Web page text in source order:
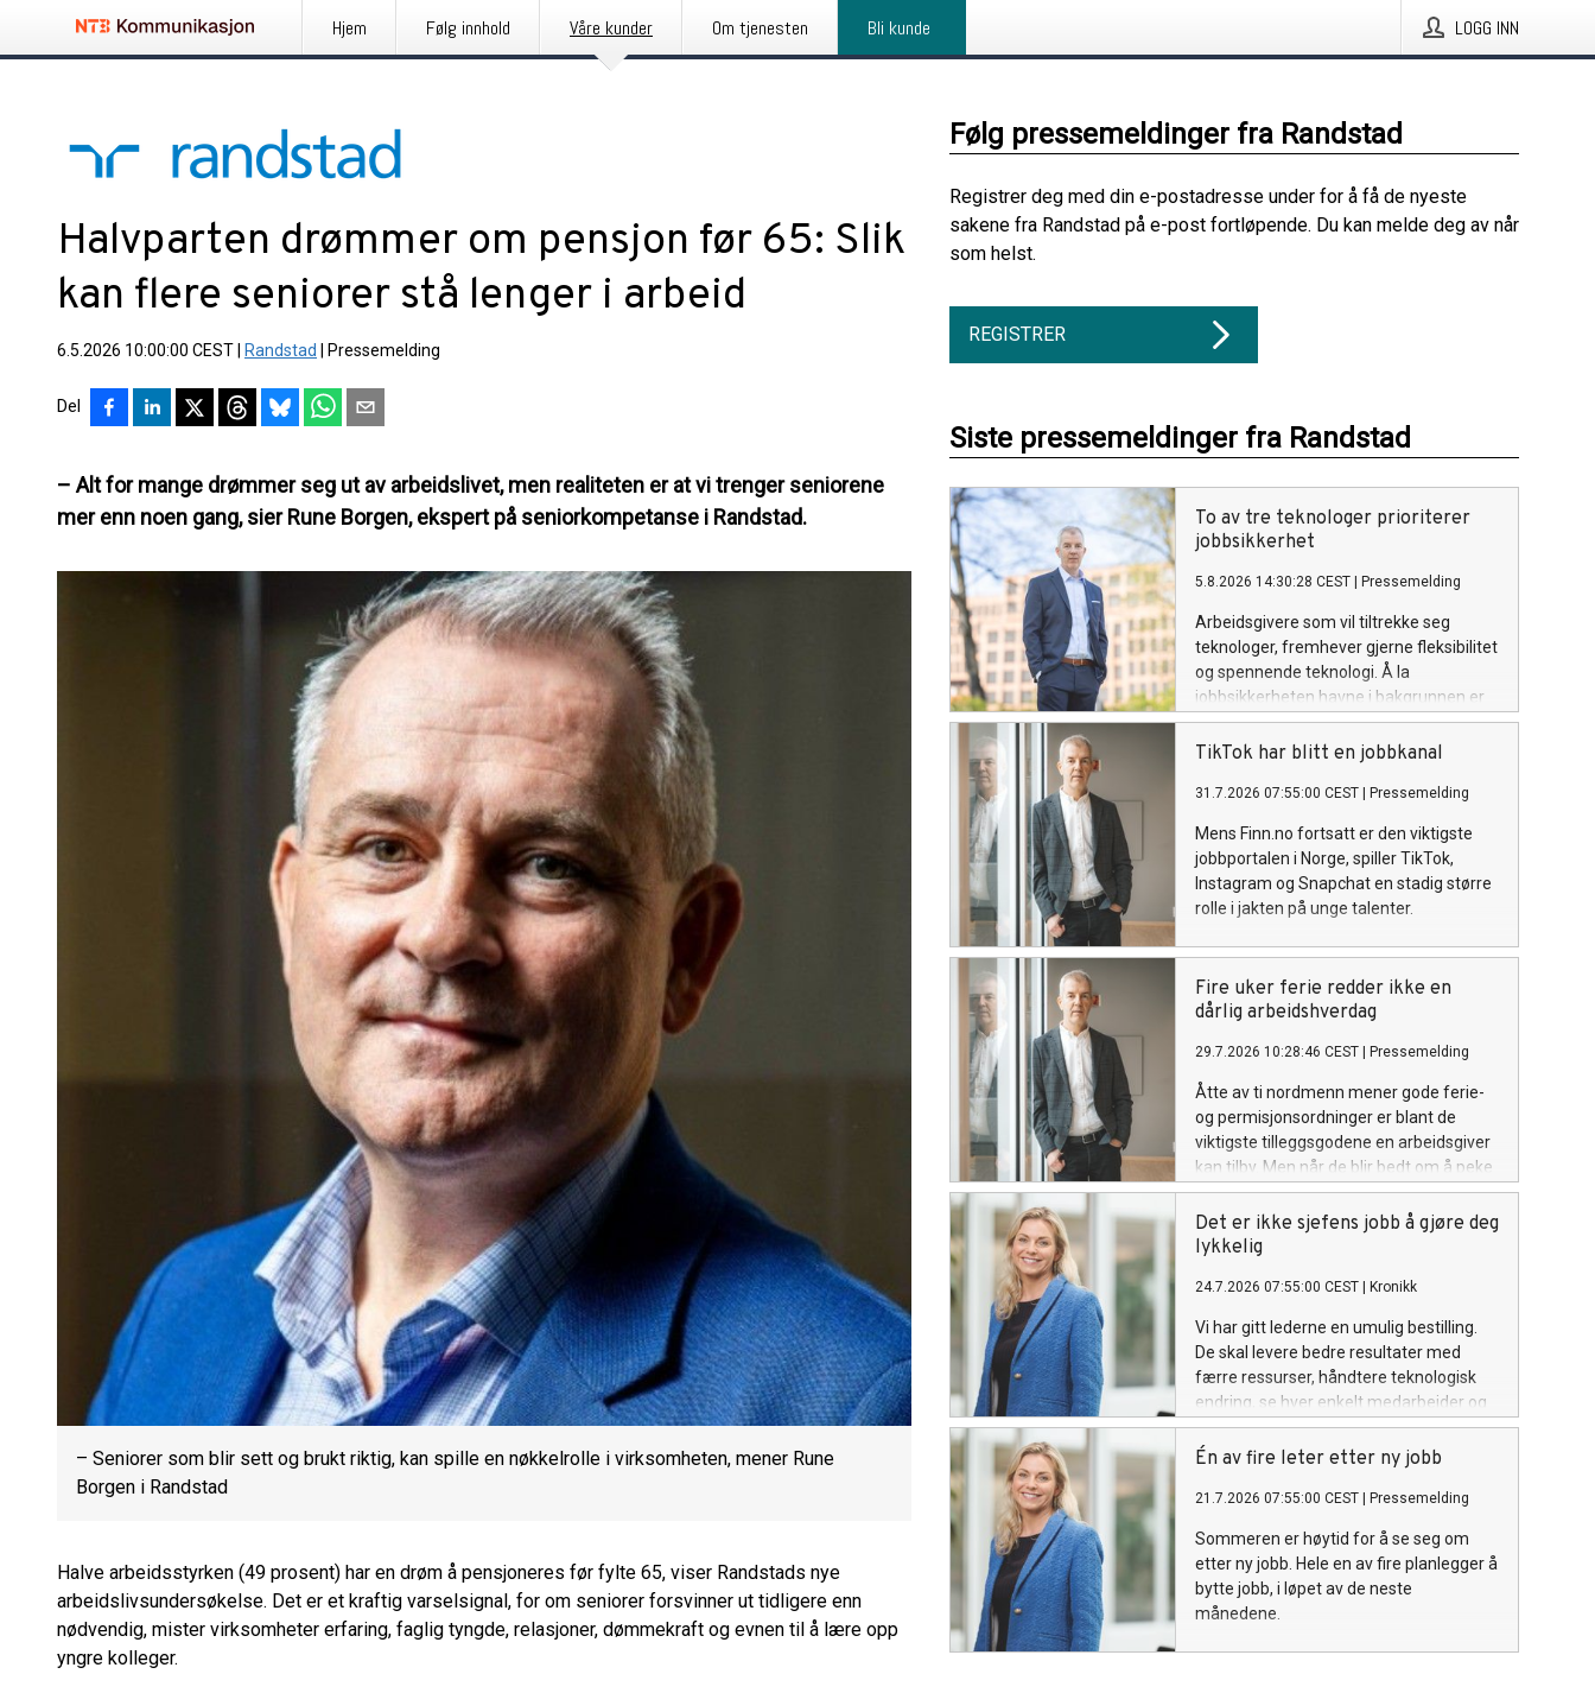
Hjem Følg innhold Våre kunder Om tjenesten Bli kunde LOGG INN
Halvparten drømmer om pensjon før 65: Slik
kan flere seniorer stå lenger i arbeid
6.5.2026 10:00:00 CEST Randstad Pressemelding
Del
– Alt for mange drømmer seg ut av arbeidslivet, men realiteten er at vi trenger seniorene
mer enn noen gang, sier Rune Borgen, ekspert på seniorkompetanse i Randstad.
– Seniorer som blir sett og brukt riktig, kan spille en nøkkelrolle i virksomheten, mener Rune
Borgen i Randstad
Halve arbeidsstyrken (49 prosent) har en drøm å pensjoneres før fylte 65, viser Randstads nye
arbeidslivsundersøkelse. Det er et kraftig varselsignal, for om seniorer forsvinner ut tidligere enn
nødvendig, mister virksomheter erfaring, faglig tyngde, relasjoner, dømmekraft og evnen til å lære opp
yngre kolleger.
Følg pressemeldinger fra Randstad
Registrer deg med din e-postadresse under for å få de nyeste
sakene fra Randstad på e-post fortløpende. Du kan melde deg av når
som helst.
REGISTRER
Siste pressemeldinger fra Randstad
To av tre teknologer prioriterer
jobbsikkerhet
5.8.2026 14:30:28 CEST Pressemelding
Arbeidsgivere som vil tiltrekke seg
teknologer, fremhever gjerne fleksibilitet
og spennende teknologi. Å la
jobbsikkerheten havne i bakgrunnen er
en tabbe. I Randstads siste
undersøkelse svarer 66 prosent av
når de vurderer en arbeidsgiver, mot 55
TikTok har blitt en jobbkanal
31.7.2026 07:55:00 CEST Pressemelding
Mens Finn.no fortsatt er den viktigste
jobbportalen i Norge, spiller TikTok,
Instagram og Snapchat en stadig større
rolle i jakten på unge talenter.
Fire uker ferie redder ikke en
dårlig arbeidshverdag
29.7.2026 10:28:46 CEST Pressemelding
Åtte av ti nordmenn mener gode ferie-
og permisjonsordninger er blant de
viktigste tilleggsgodene en arbeidsgiver
kan tilby. Men når de blir bedt om å peke
på hva som faktisk skaper god balanse
mellom jobb og fritid, så er det
arbeidsmiljøet resten av året som betyr
Det er ikke sjefens jobb å gjøre deg
lykkelig
24.7.2026 07:55:00 CEST Kronikk
Vi har gitt lederne en umulig bestilling.
De skal levere bedre resultater med
færre ressurser, håndtere teknologisk
endring, se hver enkelt medarbeider og
samtidig sørge for at alle er motiverte.
Når arbeidsdagen butter, peker vi
arbeidsliv også krever noe av den som
Én av fire leter etter ny jobb
21.7.2026 07:55:00 CEST Pressemelding
Sommeren er høytid for å se seg om
etter ny jobb. Hele en av fire planlegger å
bytte jobb, i løpet av de neste
månedene.